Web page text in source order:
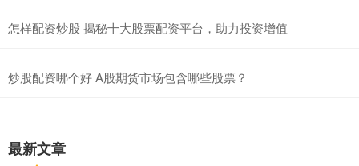
怎样配资炒股 揭秘十大股票配资平台，助力投资增值
炒股配资哪个好 A股期货市场包含哪些股票？
最新文章